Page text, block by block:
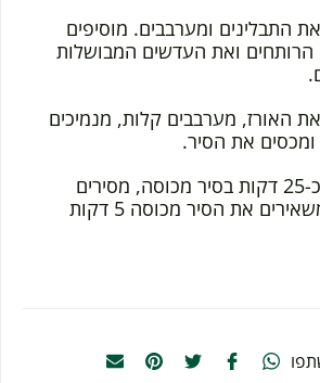
התבלינים ומערבבים. מוסיפים
ואת העדשים המבושלות
האורז, מערבבים קלות, מנמיכים
את הסיר.
מבשלים כ-25 דקות בסיר מכוסה, מסירים
מהאש ומשאירים את הסיר מכוסה 5 דקות